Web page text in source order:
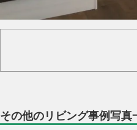
その他のリビング事例写真